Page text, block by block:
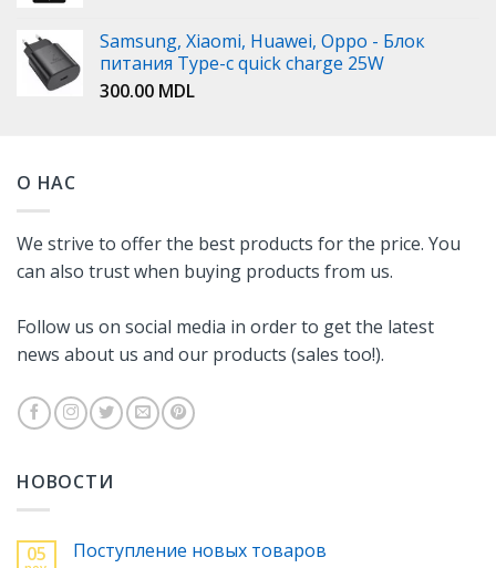
Samsung, Xiaomi, Huawei, Oppo - Блок
питания Type-c quick charge 25W
300.00 MDL
О НАС
We strive to offer the best products for the price. You
can also trust when buying products from us.
Follow us on social media in order to get the latest
news about us and our products (sales too!).
НОВОСТИ
05 Поступление новых товаров